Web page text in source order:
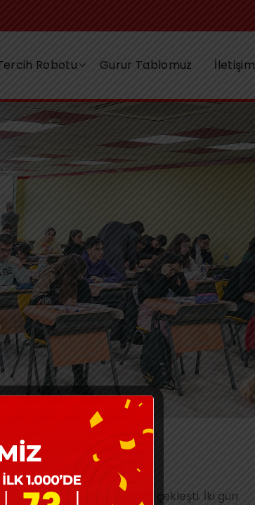
Robotu Gurur Tablomuz İletişim
rekor başvuru sayısı ile gerçekleşti. İki gün